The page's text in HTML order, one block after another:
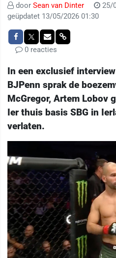
door Sean van Dinter 25/
geüpdatet 13/05/2026 01:30
0 reacties
In een exclusief
BJPenn sprak de
McGregor, Artem Lobov
Ier thuis basis SBG in
verlaten.